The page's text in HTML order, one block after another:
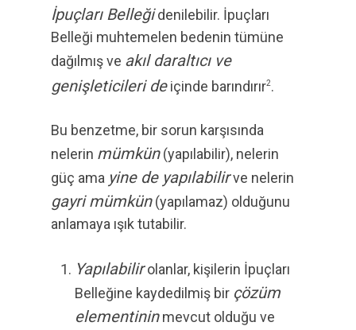
İpuçları Belleğidenilebilir. İpuçları
Belleği muhtemelen bedenin tümüne
dağılmış ve akıl daraltıcı ve
genişleticileri deiçinde barındırır2.
Bu benzetme, bir sorun karşısında
nelerin mümkün(yapılabilir), nelerin
güç ama yine de yapılabilirve nelerin
gayri mümkün(yapılamaz) olduğunu
anlamaya ışık tutabilir.
Yapılabilirolanlar, kişilerin İpuçları
Belleğine kaydedilmiş bir çözüm
elementininmevcut olduğu ve